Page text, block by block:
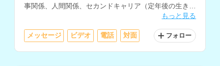
事関係、人間関係、セカンドキャリア（定年後の生き
もっと見る
メッセージ ビデオ 電話 対面 フォロー